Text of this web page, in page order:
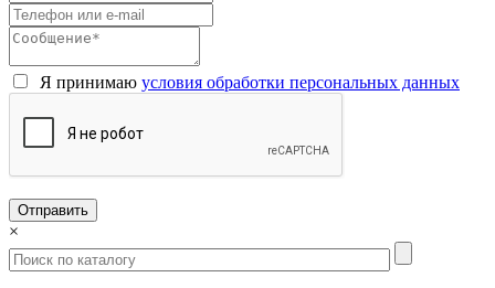
Я принимаю условия обработки персональных данных
×